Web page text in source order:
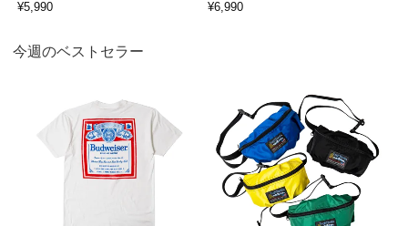
¥5,990
¥6,990
今週のベストセラー